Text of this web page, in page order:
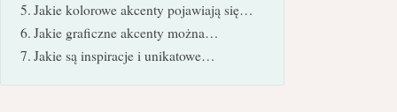
Jakie kolorowe akcenty pojawiają się…
Jakie graficzne akcenty można…
Jakie są inspiracje i unikatowe…